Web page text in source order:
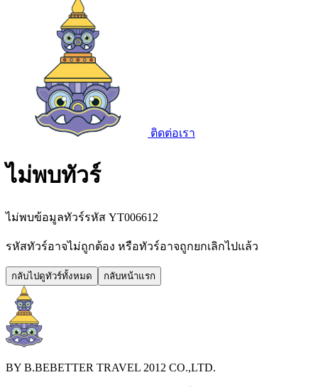
ติดต่อเรา
ไม่พบทัวร์
ไม่พบข้อมูลทัวร์รหัส YT006612
รหัสทัวร์อาจไม่ถูกต้อง หรือทัวร์อาจถูกยกเลิกไปแล้ว
กลับไปดูทัวร์ทั้งหมด กลับหน้าแรก
BY B.BEBETTER TRAVEL 2012 CO.,LTD.